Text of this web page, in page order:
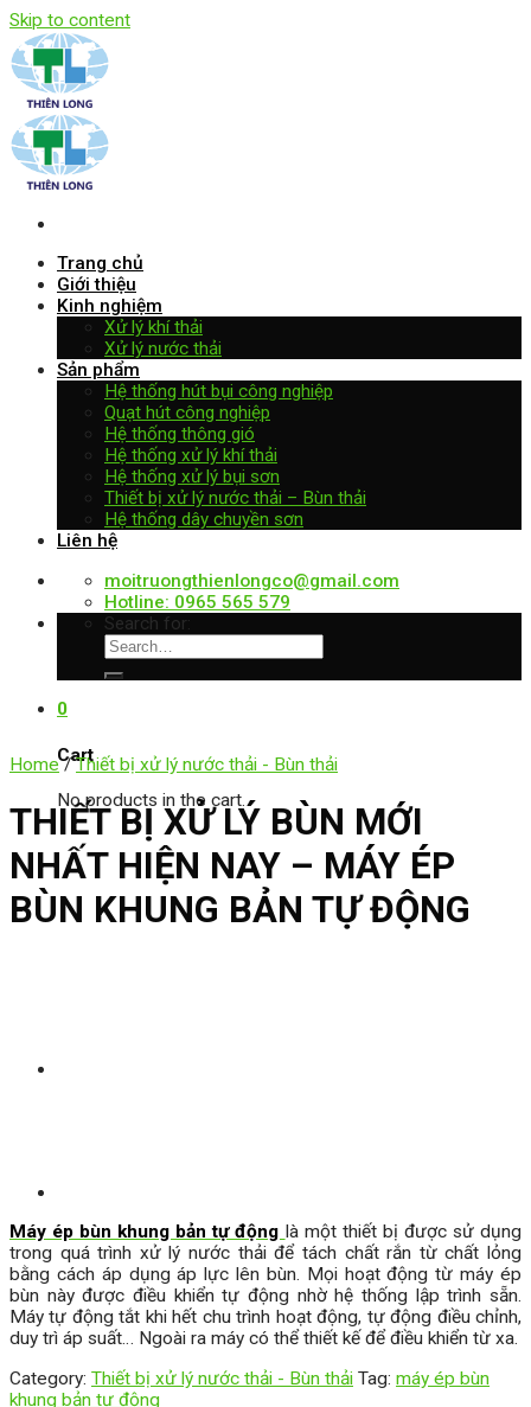
Skip to content
Trang chủ
Giới thiệu
Kinh nghiệm
Xử lý khí thải
Xử lý nước thải
Sản phẩm
Hệ thống hút bụi công nghiệp
Quạt hút công nghiệp
Hệ thống thông gió
Hệ thống xử lý khí thải
Hệ thống xử lý bụi sơn
Thiết bị xử lý nước thải – Bùn thải
Hệ thống dây chuyền sơn
Liên hệ
moitruongthienlongco@gmail.com
Hotline: 0965 565 579
Search for:
0
Cart
No products in the cart.
Home / Thiết bị xử lý nước thải - Bùn thải
THIẾT BỊ XỬ LÝ BÙN MỚI
NHẤT HIỆN NAY – MÁY ÉP
BÙN KHUNG BẢN TỰ ĐỘNG
Máy ép bùn khung bản tự động là một thiết bị được sử dụng
trong quá trình xử lý nước thải để tách chất rắn từ chất lỏng
bằng cách áp dụng áp lực lên bùn. Mọi hoạt động từ máy ép
bùn này được điều khiển tự động nhờ hệ thống lập trình sẵn.
Máy tự động tắt khi hết chu trình hoạt động, tự động điều chỉnh,
duy trì áp suất… Ngoài ra máy có thể thiết kế để điều khiển từ xa.
Category: Thiết bị xử lý nước thải - Bùn thải Tag: máy ép bùn
khung bản tự động